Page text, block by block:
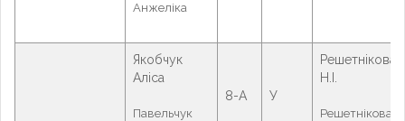
Анжеліка
Якобчук
Аліса
Павельчук
8-А У
Решетнікова
Н.І.
Решетнікова